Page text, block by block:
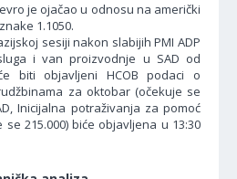
je ojačao u odnosu na američki
1.1050.
sesiji nakon slabijih PMI ADP
i van proizvodnje u SAD od
biti objavljeni HCOB podaci o
za oktobar (očekuje se
Inicijalna potraživanja za pomoć
215.000) biće objavljena u 13:30